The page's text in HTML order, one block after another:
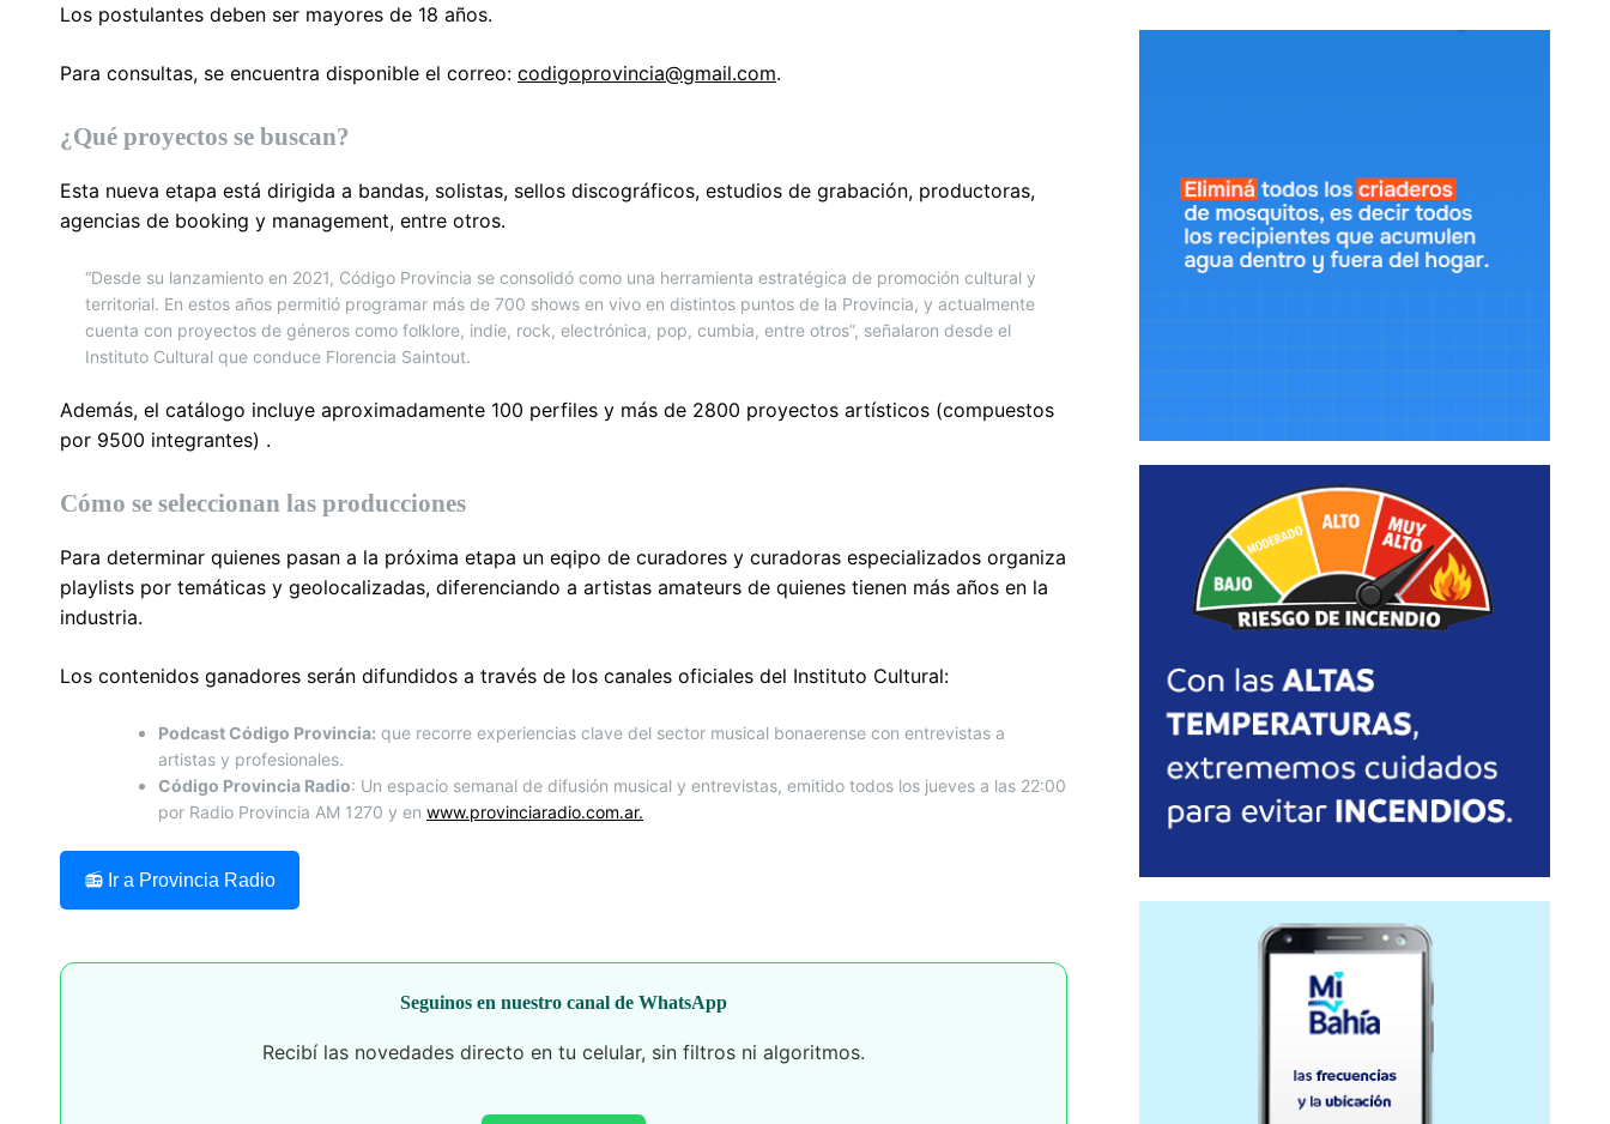
Los postulantes deben ser mayores de 18 años.
Para consultas, se encuentra disponible el correo: codigoprovincia@gmail.com.
¿Qué proyectos se buscan?
Esta nueva etapa está dirigida a bandas, solistas, sellos discográficos, estudios de grabación, productoras,
agencias de booking y management, entre otros.
“Desde su lanzamiento en 2021, Código Provincia se consolidó como una herramienta estratégica de promoción cultural y
territorial. En estos años permitió programar más de 700 shows en vivo en distintos puntos de la Provincia, y actualmente
cuenta con proyectos de géneros como folklore, indie, rock, electrónica, pop, cumbia, entre otros”, señalaron desde el
Instituto Cultural que conduce Florencia Saintout.
Además, el catálogo incluye aproximadamente 100 perfiles y más de 2800 proyectos artísticos (compuestos
por 9500 integrantes) .
Cómo se seleccionan las producciones
Para determinar quienes pasan a la próxima etapa un eqipo de curadores y curadoras especializados organiza
playlists por temáticas y geolocalizadas, diferenciando a artistas amateurs de quienes tienen más años en la
industria.
Los contenidos ganadores serán difundidos a través de los canales oficiales del Instituto Cultural:
Podcast Código Provincia: que recorre experiencias clave del sector musical bonaerense con entrevistas a
artistas y profesionales.
Código Provincia Radio: Un espacio semanal de difusión musical y entrevistas, emitido todos los jueves a las 22:00
por Radio Provincia AM 1270 y en www.provinciaradio.com.ar.
📻 Ir a Provincia Radio
Seguinos en nuestro canal de WhatsApp
Recibí las novedades directo en tu celular, sin filtros ni algoritmos.